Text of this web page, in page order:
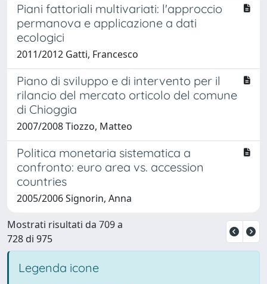
Piani fattoriali multivariati: l'approccio
permanova e applicazione a dati
ecologici
2011/2012 Gatti, Francesco
Piano di sviluppo e di intervento per il
rilancio del mercato orticolo del comune
di Chioggia
2007/2008 Tiozzo, Matteo
Politica monetaria sistematica a
confronto: euro area vs. accession
countries
2005/2006 Signorin, Anna
Mostrati risultati da 709 a
728 di 975
Legenda icone